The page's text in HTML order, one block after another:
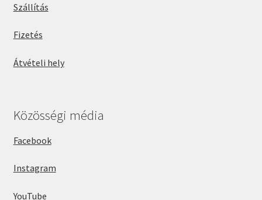
Szállítás
Fizetés
Átvételi hely
Közösségi média
Facebook
Instagram
YouTube